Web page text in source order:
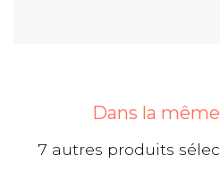
Dans la
7 autres produits